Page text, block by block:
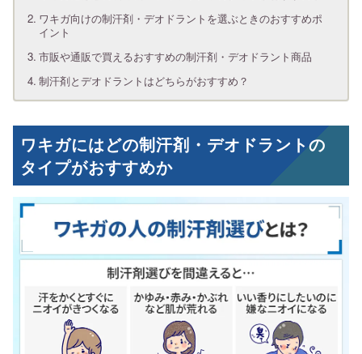
ワキガ向けの制汗剤・デオドラントを選ぶときのおすすめポ
イント
市販や通販で買えるおすすめの制汗剤・デオドラント商品
制汗剤とデオドラントはどちらがおすすめ？
ワキガにはどの制汗剤・デオドラントの
タイプがおすすめか